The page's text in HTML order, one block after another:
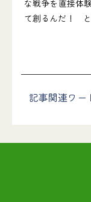
な戦争を直接体
て創るんだ！ と
記事関連ワー